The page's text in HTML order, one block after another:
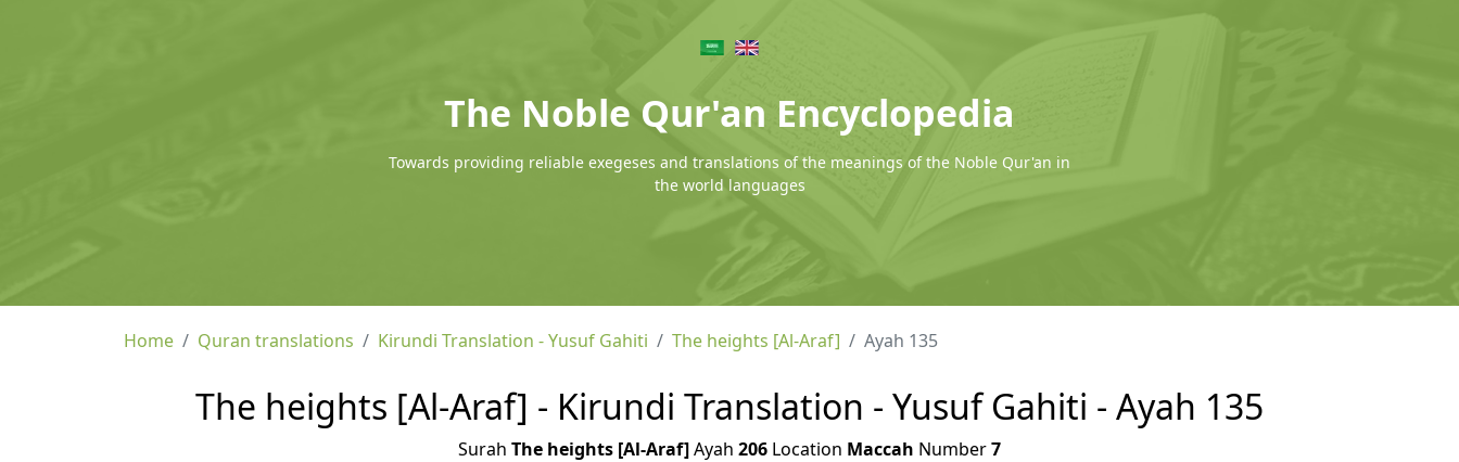
The Noble Qur'an Encyclopedia
Towards providing reliable exegeses and translations of the meanings of the Noble Qur'an in
the world languages
Home Quran translations Kirundi Translation - Yusuf Gahiti The heights [Al-Araf] Ayah 135
The heights [Al-Araf] - Kirundi Translation - Yusuf Gahiti - Ayah 135
Surah The heights [Al-Araf]Ayah 206 Location Maccah Number7